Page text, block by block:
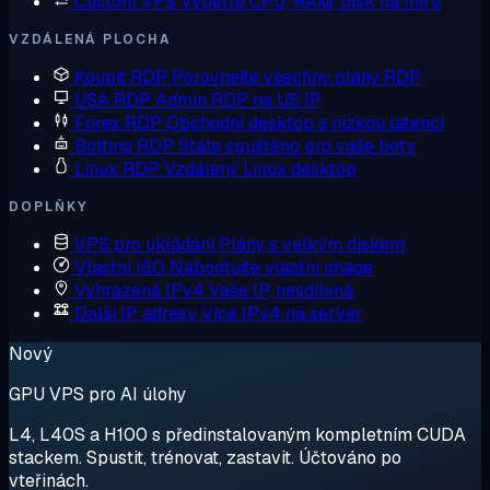
VZDÁLENÁ PLOCHA
Koupit RDP Porovnejte všechny plány RDP
USA RDP Admin RDP na US IP
Forex RDP Obchodní desktop s nízkou latencí
Botting RDP Stále spuštěno pro vaše boty
Linux RDP Vzdálený Linux desktop
DOPLŇKY
VPS pro ukládání Plány s velkým diskem
Vlastní ISO Nabootujte vlastní image
Vyhrazená IPv4 Vaše IP, nesdílená
Další IP adresyVíce IPv4 na server
Nový
GPU VPS pro AI úlohy
L4, L40S a H100 s předinstalovaným kompletním CUDA
stackem. Spustit, trénovat, zastavit. Účtováno po
vteřinách.